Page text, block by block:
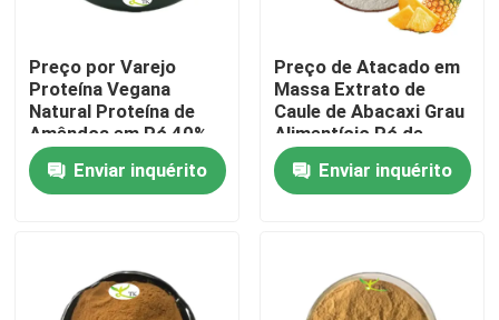
Para casa
Produtos
Sobre nós
Preço por Varejo
Proteína Vegana
Natural Proteína de
Amêndoa em Pó 40%
50% 60%
Enviar inquérito
Preço de Atacado em
Massa Extrato de
Caule de Abacaxi Grau
Alimentício Pó de
Enzima Bromelaína
1200/2400 GDU
Enviar inquérito